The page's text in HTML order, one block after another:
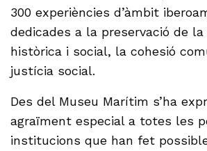
300 experiències d’àmbit
dedicades a la preservació de
històrica i social, la cohesió
justícia social.
Des del Museu Marítim s’ha
agraïment especial a totes les
institucions que han fet